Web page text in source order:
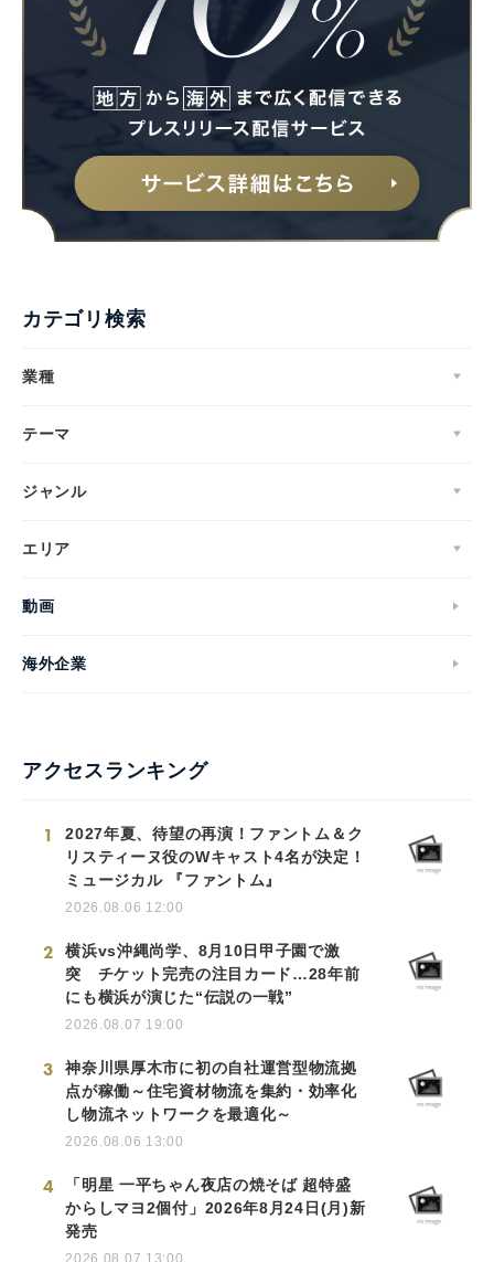
カテゴリ検索
業種
テーマ
ジャンル
エリア
動画
海外企業
アクセスランキング
1
2027年夏、待望の再演！ファントム＆ク
リスティーヌ役のWキャスト4名が決定！
ミュージカル 『ファントム』
2026.08.06 12:00
2
横浜vs沖縄尚学、8月10日甲子園で激
突 チケット完売の注目カード…28年前
にも横浜が演じた“伝説の一戦”
2026.08.07 19:00
3
神奈川県厚木市に初の自社運営型物流拠
点が稼働～住宅資材物流を集約・効率化
し物流ネットワークを最適化～
2026.08.06 13:00
4
「明星 一平ちゃん夜店の焼そば 超特盛
からしマヨ2個付」2026年8月24日(月)新
発売
2026.08.07 13:00
Japanese